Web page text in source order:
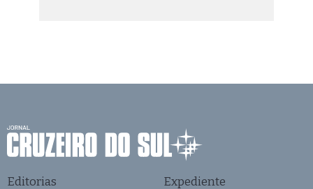
Editorias Expediente